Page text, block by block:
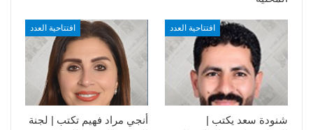
افتتاحية العدد
أنجي مراد فهيم تكتب | لجنة
افتتاحية العدد
شنودة سعد يكتب |